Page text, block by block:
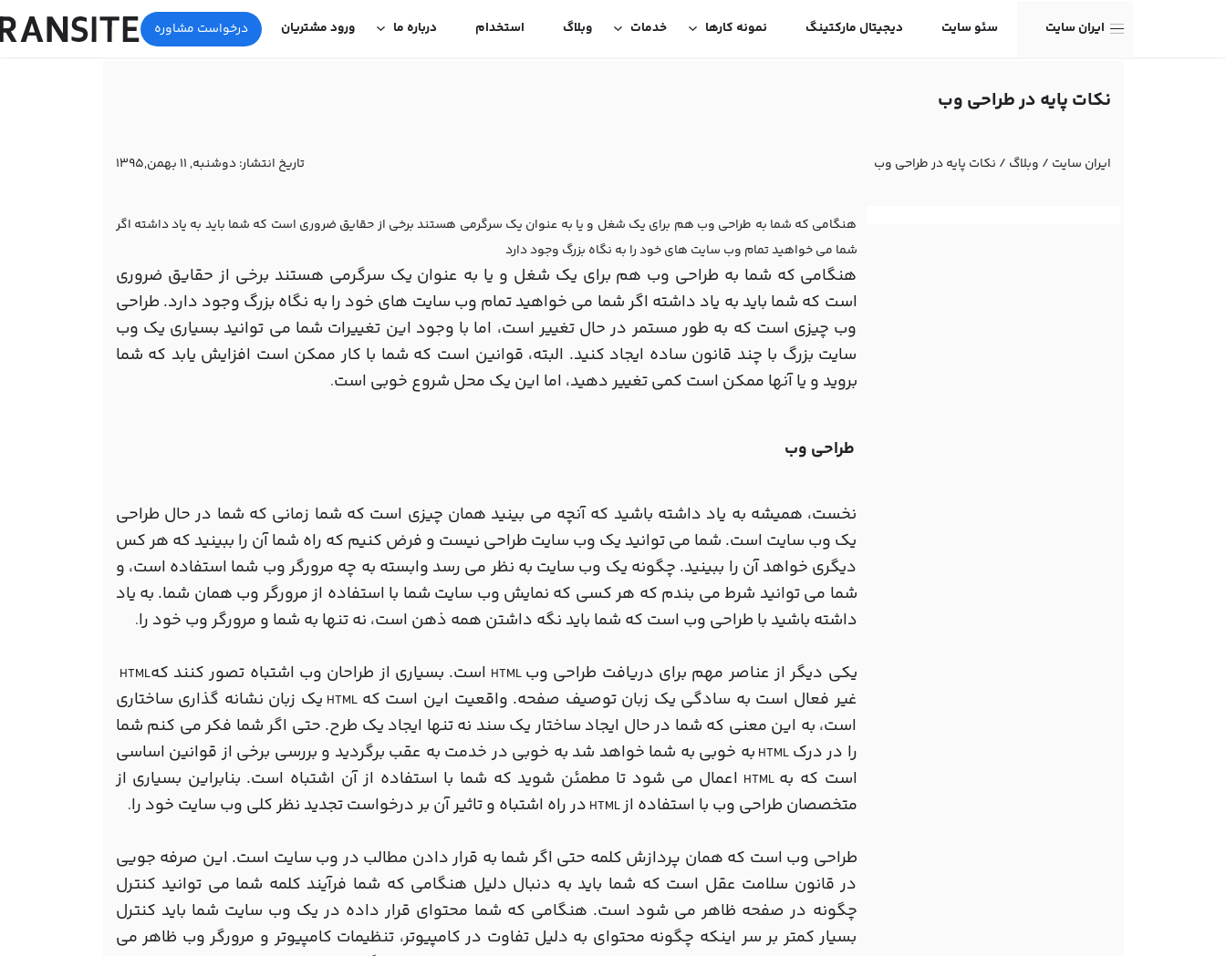
ایران سایت سئو سایت دیجیتال مارکتینگ نمونه کارها خدمات وبلاگ استخدام درباره ما ورود مشتریان درخواست مشاوره
نکات پایه در طراحی وب
ایران سایت / وبلاگ / نکات پایه در طراحی وب تاریخ انتشار:دوشنبه, 11 بهمن,1395
هنگامی که شما به طراحی وب هم برای یک شغل و یا به عنوان یک سرگرمی هستند برخی از حقایق ضروری است که شما باید به یاد داشته اگر
شما می خواهید تمام وب سایت های خود را به نگاه بزرگ وجود دارد
هنگامی که شما به طراحی وب هم برای یک شغل و یا به عنوان یک سرگرمی هستند برخی از حقایق ضروری
است که شما باید به یاد داشته اگر شما می خواهید تمام وب سایت های خود را به نگاه بزرگ وجود دارد. طراحی
وب چیزی است که به طور مستمر در حال تغییر است، اما با وجود این تغییرات شما می توانید بسیاری یک وب
سایت بزرگ با چند قانون ساده ایجاد کنید. البته، قوانین است که شما با کار ممکن است افزایش یابد که شما
بروید و یا آنها ممکن است کمی تغییر دهید، اما این یک محل شروع خوبی است.
نخست، همیشه به یاد داشته باشید که آنچه می بینید همان چیزی است که شما زمانی که شما در حال طراحی
یک وب سایت است. شما می توانید یک وب سایت طراحی نیست و فرض کنیم که راه شما آن را ببینید که هر کس
دیگری خواهد آن را ببینید. چگونه یک وب سایت به نظر می رسد وابسته به چه مرورگر وب شما استفاده است، و
شما می توانید شرط می بندم که هر کسی که نمایش وب سایت شما با استفاده از مرورگر وب همان شما. به یاد
داشته باشید با طراحی وب است که شما باید نگه داشتن همه ذهن است، نه تنها به شما و مرورگر وب خود را.
یکی دیگر از عناصر مهم برای دریافت طراحی وب HTML است. بسیاری از طراحان وب اشتباه تصور کنند کهHTML
غیر فعال است به سادگی یک زبان توصیف صفحه. واقعیت این است که HTML یک زبان نشانه گذاری ساختاری
است، به این معنی که شما در حال ایجاد ساختار یک سند نه تنها ایجاد یک طرح. حتی اگر شما فکر می کنم شما
را در درک HTML به خوبی به شما خواهد شد به خوبی در خدمت به عقب برگردید و بررسی برخی از قوانین اساسی
است که به HTML اعمال می شود تا مطمئن شوید که شما با استفاده از آن اشتباه است. بنابراین بسیاری از
متخصصان طراحی وب با استفاده ازHTML در راه اشتباه و تاثیر آن بر درخواست تجدید نظر کلی وب سایت خود را.
طراحی وب است که همان پردازش کلمه حتی اگر شما به قرار دادن مطالب در وب سایت است. این صرفه جویی
در قانون سلامت عقل است که شما باید به دنبال دلیل هنگامی که شما فرآیند کلمه شما می توانید کنترل
چگونه در صفحه ظاهر می شود است. هنگامی که شما محتوای قرار داده در یک وب سایت شما باید کنترل
بسیار کمتر بر سر اینکه چگونه محتوای به دلیل تفاوت در کامپیوتر، تنظیمات کامپیوتر و مرورگر وب ظاهر می